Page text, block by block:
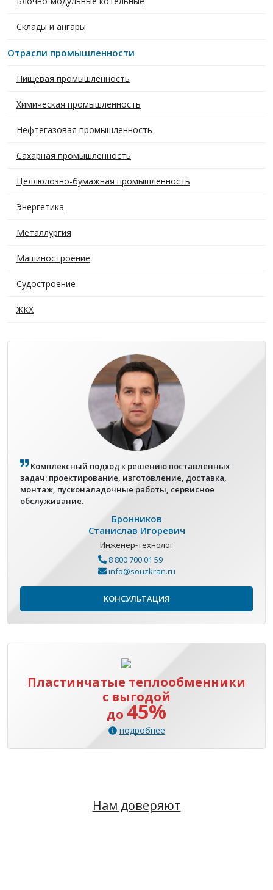
Склады и ангары
Отрасли промышленности
Пищевая промышленность
Химическая промышленность
Нефтегазовая промышленность
Сахарная промышленность
Целлюлозно-бумажная промышленность
Энергетика
Металлургия
Машиностроение
Судостроение
ЖКХ
Комплексный подход к решению поставленных
задач: проектирование, изготовление, доставка,
монтаж, пусконаладочные работы, сервисное
обслуживание.
Бронников
Станислав Игоревич
Инженер-технолог
8 800 700 01 59
info@souzkran.ru
КОНСУЛЬТАЦИЯ
Пластинчатые теплообменники
с выгодой
до 45%
подробнее
Нам доверяют